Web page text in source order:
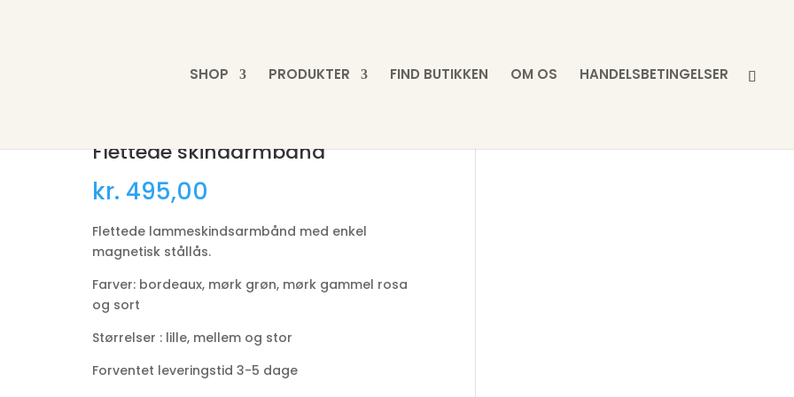
SHOP PRODUKTER FIND BUTIKKEN OM OS HANDELSBETINGELSER
Flettede skindarmbånd
kr. 495,00
Flettede lammeskindsarmbånd med enkel
magnetisk stållås.
Farver: bordeaux, mørk grøn, mørk gammel rosa
og sort
Størrelser : lille, mellem og stor
Forventet leveringstid 3-5 dage